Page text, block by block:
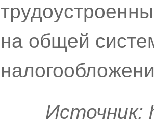
на общей
Источник: